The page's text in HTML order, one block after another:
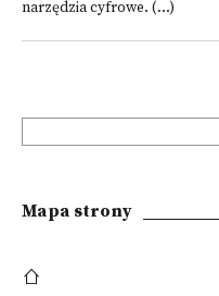
narzędzia cyfrowe. (...)
Mapa strony